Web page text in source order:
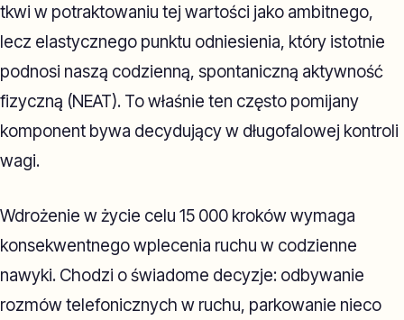
tkwi w potraktowaniu tej wartości jako ambitnego,
lecz elastycznego punktu odniesienia, który istotnie
podnosi naszą codzienną, spontaniczną aktywność
fizyczną (NEAT). To właśnie ten często pomijany
komponent bywa decydujący w długofalowej kontroli
wagi.
Wdrożenie w życie celu 15 000 kroków wymaga
konsekwentnego wplecenia ruchu w codzienne
nawyki. Chodzi o świadome decyzje: odbywanie
rozmów telefonicznych w ruchu, parkowanie nieco